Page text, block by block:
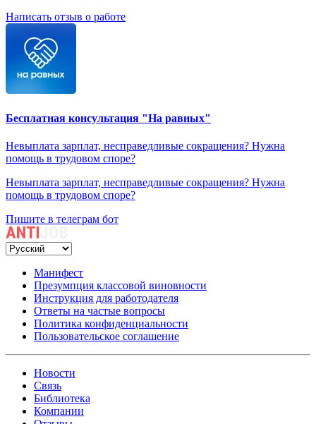
Написать отзыв о работе
Бесплатная консультация "На равных"
Невыплата зарплат, несправедливые сокращения? Нужна
помощь в трудовом споре?
Невыплата зарплат, несправедливые сокращения? Нужна
помощь в трудовом споре?
Пишите в телеграм бот
Манифест
Презумпция классовой виновности
Инструкция для работодателя
Ответы на частые вопросы
Политика конфиденциальности
Пользовательское соглашение
Новости
Связь
Библиотека
Компании